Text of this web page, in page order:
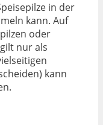
in der
kann. Auf
oder
nur als
kann